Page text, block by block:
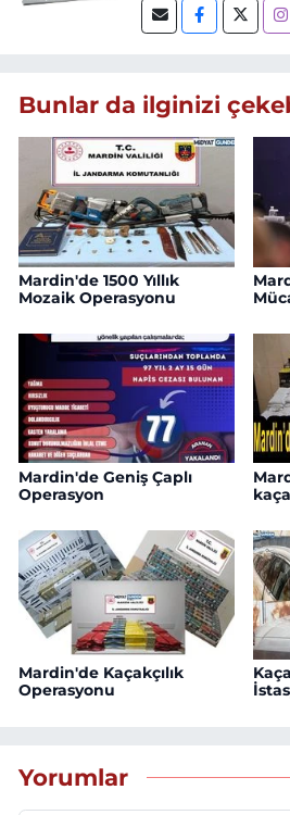
Bunlar da ilginizi
Mardin'de 1500 Yıllık
Mozaik Operasyonu
Mardin'de Geniş Çaplı
Operasyon
Mardin'de Kaçakçılık
Operasyonu
Yorumlar